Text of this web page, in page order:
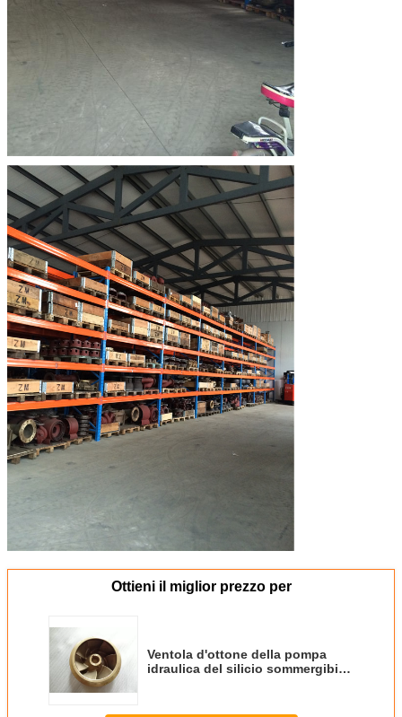
Ottieni il miglior prezzo per
Ventola d'ottone della pompa
idraulica del silicio sommergibile